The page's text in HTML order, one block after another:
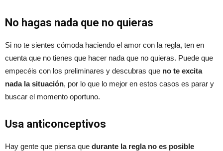
No hagas nada que no quieras
Si no te sientes cómoda haciendo el amor con la regla, ten en
cuenta que no tienes que hacer nada que no quieras. Puede que
empecéis con los preliminares y descubras que no te excita
nada la situación, por lo que lo mejor en estos casos es parar y
buscar el momento oportuno.
Usa anticonceptivos
Hay gente que piensa que durante la regla no es posible